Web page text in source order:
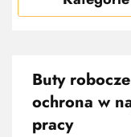
Buty
ochrona w
pracy